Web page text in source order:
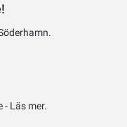
- Läs mer.